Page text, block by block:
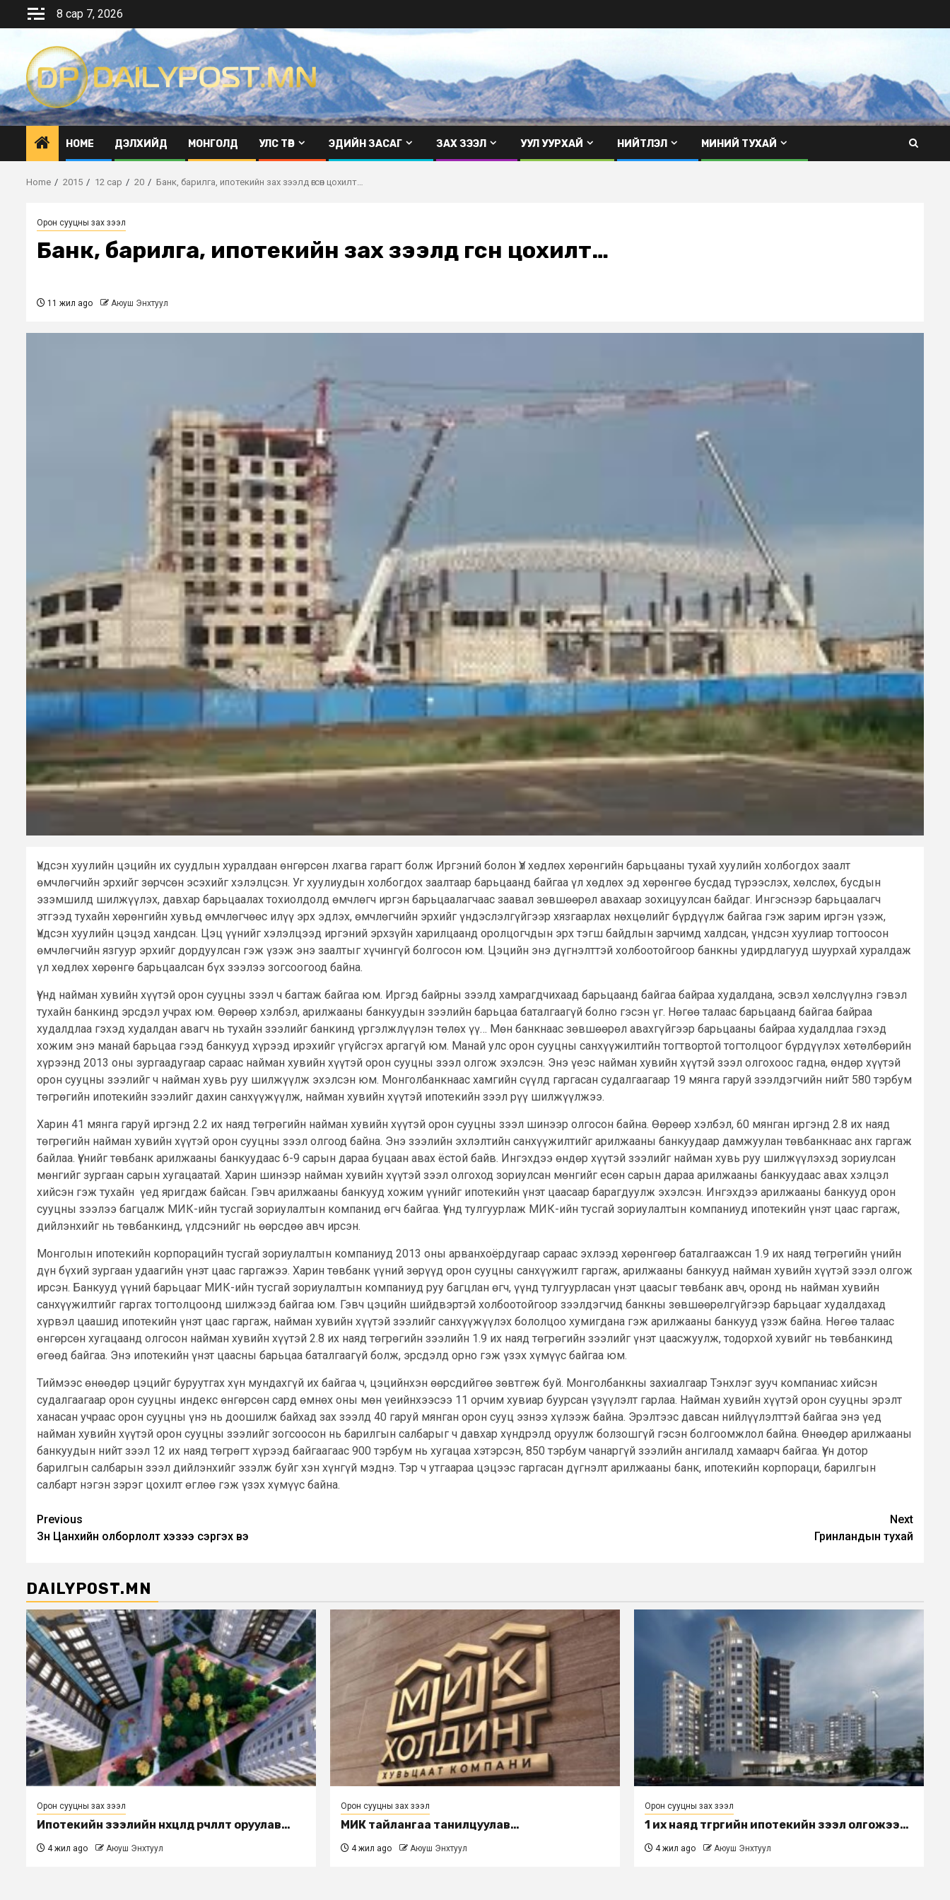
8 сар 7, 2026
HOME ДЭЛХИЙД МОНГОЛД УЛС ТӨР ЭДИЙН ЗАСАГ ЗАХ ЗЭЭЛ УУЛ УУРХАЙ НИЙТЛЭЛ МИНИЙ ТУХАЙ
Home 2015 12 сар 20 Банк, барилга, ипотекийн зах зээлд өгсөн цохилт…
Орон сууцны зах зээл
Банк, барилга, ипотекийн зах зээлд өгсөн цохилт…
11 жил ago Аюуш Энхтуул
Үндсэн хуулийн цэцийн их суудлын хуралдаан өнгөрсөн лхагва гарагт болж Иргэний болон Үл хөдлөх хөрөнгийн барьцааны тухай хуулийн холбогдох заалт
өмчлөгчийн эрхийг зөрчсөн эсэхийг хэлэлцсэн. Уг хуулиудын холбогдох заалтаар барьцаанд байгаа үл хөдлөх эд хөрөнгөө бусдад түрээслэх, хөлслөх, бусдын
эзэмшилд шилжүүлэх, давхар барьцаалах тохиолдолд өмчлөгч иргэн барьцаалагчаас заавал зөвшөөрөл авахаар зохицуулсан байдаг. Ингэснээр барьцаалагч
этгээд тухайн хөрөнгийн хувьд өмчлөгчөөс илүү эрх эдлэх, өмчлөгчийн эрхийг үндэслэлгүйгээр хязгаарлах нөхцөлийг бүрдүүлж байгаа гэж зарим иргэн үзэж,
Үндсэн хуулийн цэцэд хандсан. Цэц үүнийг хэлэлцээд иргэний эрхзүйн харилцаанд оролцогчдын эрх тэгш байдлын зарчимд халдсан, үндсэн хуулиар тогтоосон
өмчлөгчийн язгуур эрхийг дордуулсан гэж үзэж энэ заалтыг хүчингүй болгосон юм. Цэцийн энэ дүгнэлттэй холбоотойгоор банкны удирдлагууд шуурхай хуралдаж
үл хөдлөх хөрөнгө барьцаалсан бүх зээлээ зогсоогоод байна.
Үүнд найман хувийн хүүтэй орон сууцны зээл ч багтаж байгаа юм. Иргэд байрны зээлд хамрагдчихаад барьцаанд байгаа байраа худалдана, эсвэл хөлслүүлнэ гэвэл
тухайн банкинд эрсдэл учрах юм. Өөрөөр хэлбэл, арилжааны банкуудын зээлийн барьцаа баталгаагүй болно гэсэн үг. Нөгөө талаас барьцаанд байгаа байраа
худалдлаа гэхэд худалдан авагч нь тухайн зээлийг банкинд үргэлжлүүлэн төлөх үү… Мөн банкнаас зөвшөөрөл авахгүйгээр барьцааны байраа худалдлаа гэхэд
хожим энэ манай барьцаа гээд банкууд хүрээд ирэхийг үгүйсгэх аргагүй юм. Манай улс орон сууцны санхүүжилтийн тогтвортой тогтолцоог бүрдүүлэх хөтөлбөрийн
хүрээнд 2013 оны зургаадугаар сараас найман хувийн хүүтэй орон сууцны зээл олгож эхэлсэн. Энэ үеэс найман хувийн хүүтэй зээл олгохоос гадна, өндөр хүүтэй
орон сууцны зээлийг ч найман хувь руу шилжүүлж эхэлсэн юм. Монголбанкнаас хамгийн сүүлд гаргасан судалгаагаар 19 мянга гаруй зээлдэгчийн нийт 580 тэрбум
төгрөгийн ипотекийн зээлийг дахин санхүүжүүлж, найман хувийн хүүтэй ипотекийн зээл рүү шилжүүлжээ.
Харин 41 мянга гаруй иргэнд 2.2 их наяд төгрөгийн найман хувийн хүүтэй орон сууцны зээл шинээр олгосон байна. Өөрөөр хэлбэл, 60 мянган иргэнд 2.8 их наяд
төгрөгийн найман хувийн хүүтэй орон сууцны зээл олгоод байна. Энэ зээлийн эхлэлтийн санхүүжилтийг арилжааны банкуудаар дамжуулан төвбанкнаас анх гаргаж
байлаа. Үүнийг төвбанк арилжааны банкуудаас 6-9 сарын дараа буцаан авах ёстой байв. Ингэхдээ өндөр хүүтэй зээлийг найман хувь руу шилжүүлэхэд зориулсан
мөнгийг зургаан сарын хугацаатай. Харин шинээр найман хувийн хүүтэй зээл олгоход зориулсан мөнгийг есөн сарын дараа арилжааны банкуудаас авах хэлцэл
хийсэн гэж тухайн үед яригдаж байсан. Гэвч арилжааны банкууд хожим үүнийг ипотекийн үнэт цаасаар барагдуулж эхэлсэн. Ингэхдээ арилжааны банкууд орон
сууцны зээлээ багцалж МИК-ийн тусгай зориулалтын компанид өгч байгаа. Үүнд тулгуурлаж МИК-ийн тусгай зориулалтын компаниуд ипотекийн үнэт цаас гаргаж,
дийлэнхийг нь төвбанкинд, үлдсэнийг нь өөрсдөө авч ирсэн.
Монголын ипотекийн корпорацийн тусгай зориулалтын компаниуд 2013 оны арванхоёрдугаар сараас эхлээд хөрөнгөөр баталгаажсан 1.9 их наяд төгрөгийн үнийн
дүн бүхий зургаан удаагийн үнэт цаас гаргажээ. Харин төвбанк үүний зөрүүд орон сууцны санхүүжилт гаргаж, арилжааны банкууд найман хувийн хүүтэй зээл олгож
ирсэн. Банкууд үүний барьцааг МИК-ийн тусгай зориулалтын компаниуд руу багцлан өгч, үүнд тулгуурласан үнэт цаасыг төвбанк авч, оронд нь найман хувийн
санхүүжилтийг гаргах тогтолцоонд шилжээд байгаа юм. Гэвч цэцийн шийдвэртэй холбоотойгоор зээлдэгчид банкны зөвшөөрөлгүйгээр барьцааг худалдахад
хүрвэл цаашид ипотекийн үнэт цаас гаргаж, найман хувийн хүүтэй зээлийг санхүүжүүлэх бололцоо хумигдана гэж арилжааны банкууд үзэж байна. Нөгөө талаас
өнгөрсөн хугацаанд олгосон найман хувийн хүүтэй 2.8 их наяд төгрөгийн зээлийн 1.9 их наяд төгрөгийн зээлийг үнэт цаасжуулж, тодорхой хувийг нь төвбанкинд
өгөөд байгаа. Энэ ипотекийн үнэт цаасны барьцаа баталгаагүй болж, эрсдэлд орно гэж үзэх хүмүүс байгаа юм.
Тиймээс өнөөдөр цэцийг буруутгах хүн мундахгүй их байгаа ч, цэцийнхэн өөрсдийгөө зөвтгөж буй. Монголбанкны захиалгаар Тэнхлэг зууч компаниас хийсэн
судалгаагаар орон сууцны индекс өнгөрсөн сард өмнөх оны мөн үеийнхээсээ 11 орчим хувиар буурсан үзүүлэлт гарлаа. Найман хувийн хүүтэй орон сууцны эрэлт
ханасан учраас орон сууцны үнэ нь доошилж байхад зах зээлд 40 гаруй мянган орон сууц эзнээ хүлээж байна. Эрэлтээс давсан нийлүүлэлттэй байгаа энэ үед
найман хувийн хүүтэй орон сууцны зээлийг зогсоосон нь барилгын салбарыг ч давхар хүндрэлд оруулж болзошгүй гэсэн болгоомжлол байна. Өнөөдөр арилжааны
банкуудын нийт зээл 12 их наяд төгрөгт хүрээд байгаагаас 900 тэрбум нь хугацаа хэтэрсэн, 850 тэрбум чанаргүй зээлийн ангилалд хамаарч байгаа. Үүн дотор
барилгын салбарын зээл дийлэнхийг эзэлж буйг хэн хүнгүй мэднэ. Тэр ч утгаараа цэцээс гаргасан дүгнэлт арилжааны банк, ипотекийн корпораци, барилгын
салбарт нэгэн зэрэг цохилт өглөө гэж үзэх хүмүүс байна.
Post
navigation
Previous
Зүүн Цанхийн олборлолт хэзээ сэргэх вэ
Next
Гринландын тухай
DAILYPOST.MN
Орон сууцны зах зээл
Ипотекийн зээлийн нөхцөлд өөрчлөлт оруулав…
4 жил ago Аюуш Энхтуул
Орон сууцны зах зээл
МИК тайлангаа танилцуулав…
4 жил ago Аюуш Энхтуул
Орон сууцны зах зээл
1 их наяд төгрөгийн ипотекийн зээл олгожээ…
4 жил ago Аюуш Энхтуул